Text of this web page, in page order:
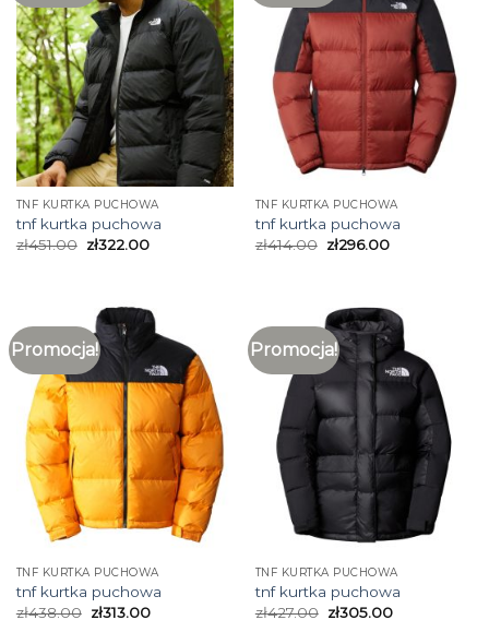
TNF KURTKA PUCHOWA
tnf kurtka puchowa
zł451.00 zł322.00
TNF KURTKA PUCHOWA
tnf kurtka puchowa
zł414.00 zł296.00
Promocja!
TNF KURTKA PUCHOWA
tnf kurtka puchowa
zł438.00 zł313.00
Promocja!
TNF KURTKA PUCHOWA
tnf kurtka puchowa
zł427.00 zł305.00